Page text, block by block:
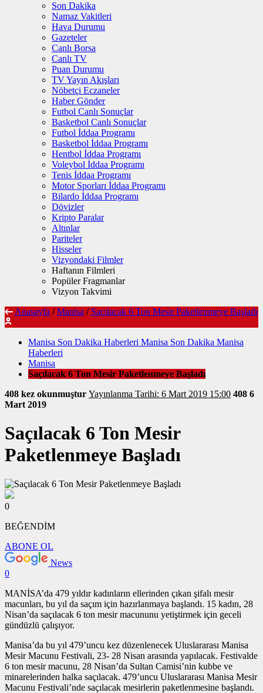
Son Dakika
Namaz Vakitleri
Hava Durumu
Gazeteler
Canlı Borsa
Canlı TV
Puan Durumu
TV Yayın Akışları
Nöbetçi Eczaneler
Haber Gönder
Futbol Canlı Sonuçlar
Basketbol Canlı Sonuçlar
Futbol İddaa Programı
Basketbol İddaa Programı
Hentbol İddaa Programı
Voleybol İddaa Programı
Tenis İddaa Programı
Motor Sporları İddaa Programı
Bilardo İddaa Programı
Dövizler
Kripto Paralar
Altınlar
Pariteler
Hisseler
Vizyondaki Filmler
Haftanın Filmleri
Popüler Fragmanlar
Vizyon Takvimi
Anasayfa / Manisa / Saçılacak 6 Ton Mesir Paketlenmeye Başladı
Manisa Son Dakika Haberleri Manisa Son Dakika Manisa
Haberleri
Manisa
Saçılacak 6 Ton Mesir Paketlenmeye Başladı
408 kez okunmuştur Yayınlanma Tarihi: 6 Mart 2019 15:00 408 6
Mart 2019
Saçılacak 6 Ton Mesir
Paketlenmeye Başladı
0
BEĞENDİM
ABONE OL
News
0
MANİSA’da 479 yıldır kadınların ellerinden çıkan şifalı mesir
macunları, bu yıl da saçım için hazırlanmaya başlandı. 15 kadın, 28
Nisan’da saçılacak 6 ton mesir macununu yetiştirmek için geceli
gündüzlü çalışıyor.
Manisa’da bu yıl 479’uncu kez düzenlenecek Uluslararası Manisa
Mesir Macunu Festivali, 23- 28 Nisan arasında yapılacak. Festivalde
6 ton mesir macunu, 28 Nisan’da Sultan Camisi’nin kubbe ve
minarelerinden halka saçılacak. 479’uncu Uluslararası Manisa Mesir
Macunu Festivali’nde saçılacak mesirlerin paketlenmesine başlandı.